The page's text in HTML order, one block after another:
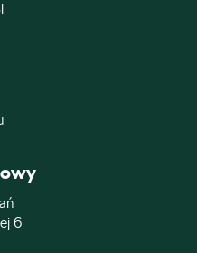
6